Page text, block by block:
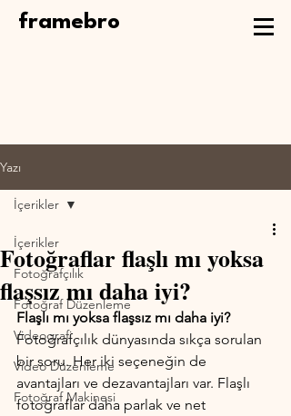
framebro
Yazı
İçerikler
Fotoğrafçılık
Fotoğraf Düzenleme
Videografi
Video Düzenleme
Fotoğraf Makinesi
İçerikler
Fotoğraflar flaşlı mı yoksa
flaşsız mı daha iyi?
Flaşlı mı yoksa flaşsız mı daha iyi?
Fotoğrafçılık dünyasında sıkça sorulan
bir soru. Her iki seçeneğin de
avantajları ve dezavantajları var. Flaşlı
fotoğraflar daha parlak ve net